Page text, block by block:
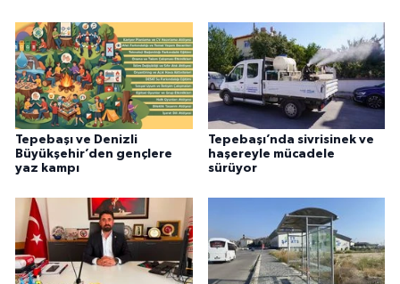
Tepebaşı ve Denizli
Büyükşehir’den gençlere
yaz kampı
Tepebaşı’nda sivrisinek ve
haşereyle mücadele
sürüyor